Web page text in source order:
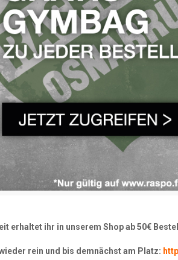
erhaltet ihr in unserem Shop ab 50€
rein und bis demnächst am Platz: